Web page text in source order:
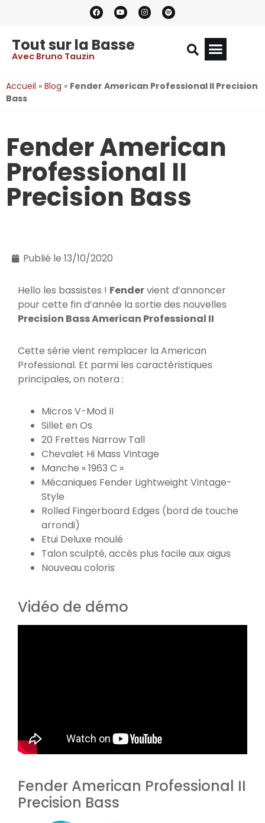
Tout sur la Basse
Avec Bruno Tauzin
Accueil » Blog » Fender American Professional II Precision
Bass
Fender American
Professional II
Precision Bass
Publié le 13/10/2020
Hello les bassistes ! Fendervient d’annoncer
pour cette fin d’année la sortie des nouvelles
Precision Bass American Professional II
Cette série vient remplacer la American
Professional. Et parmi les caractéristiques
principales, on notera :
Micros V-Mod II
Sillet en Os
20 Frettes Narrow Tall
Chevalet Hi Mass Vintage
Manche « 1963 C »
Mécaniques Fender Lightweight Vintage-
Style
Rolled Fingerboard Edges (bord de touche
arrondi)
Etui Deluxe moulé
Talon sculpté, accès plus facile aux aigus
Nouveau coloris
Vidéo de démo
Fender American Professional II
Precision Bass